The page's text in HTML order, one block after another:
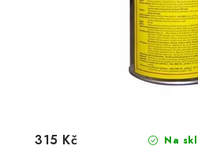
Na
315 Kč